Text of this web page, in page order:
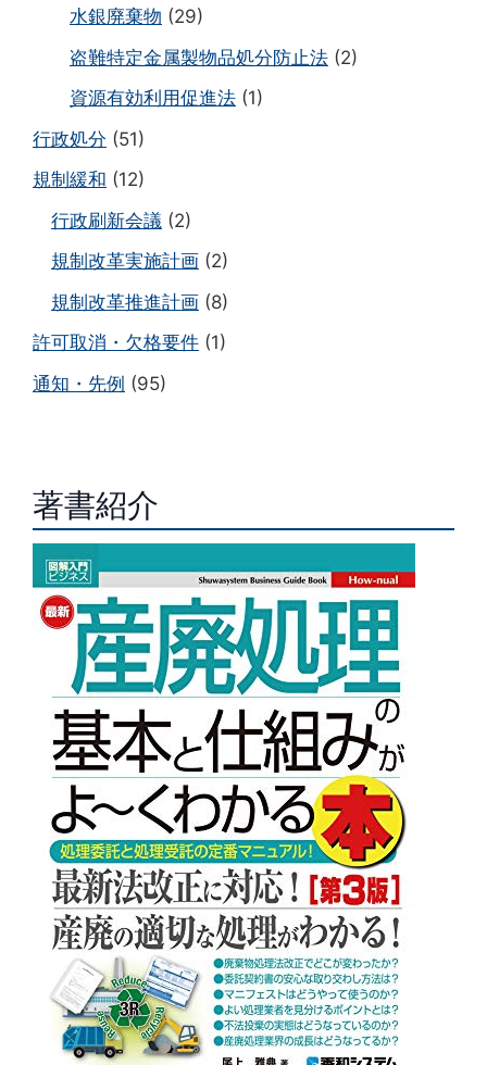
水銀廃棄物 (29)
盗難特定金属製物品処分防止法 (2)
資源有効利用促進法 (1)
行政処分 (51)
規制緩和 (12)
行政刷新会議 (2)
規制改革実施計画 (2)
規制改革推進計画 (8)
許可取消・欠格要件 (1)
通知・先例 (95)
著書紹介